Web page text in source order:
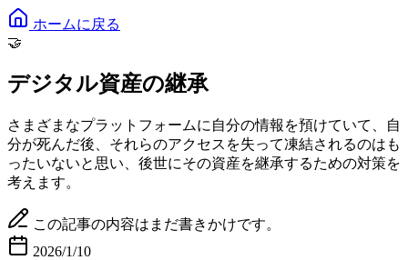
ホームに戻る
🤝
デジタル資産の継承
さまざまなプラットフォームに自分の情報を預けていて、自
分が死んだ後、それらのアクセスを失って凍結されるのはも
ったいないと思い、後世にその資産を継承するための対策を
考えます。
この記事の内容はまだ書きかけです。
2026/1/10